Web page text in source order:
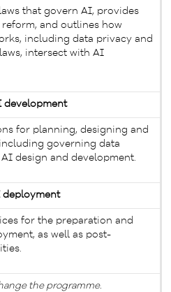
that govern AI, provides
and outlines how
including data privacy and
intersect with AI
development
for planning, designing and
governing data
design and development.
deployment
for the preparation and
as well as post-
the programme.